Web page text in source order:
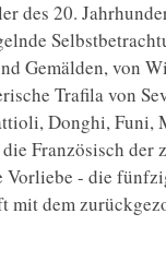
des 20.
Gemälden, von
Trafila von
Donghi, Funi,
Französisch
Vorliebe - die
mit dem